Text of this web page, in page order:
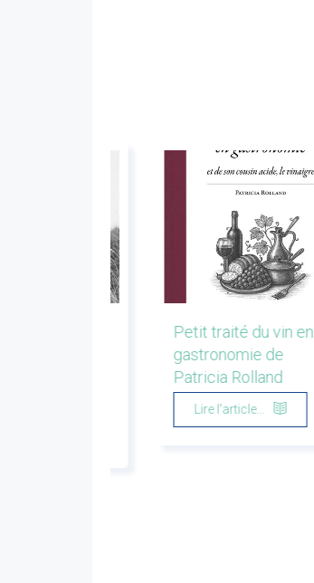
Petit traité du vin en
gastronomie de
Patricia Rolland
Lire l'article...